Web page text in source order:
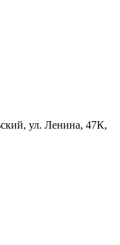
ул. Ленина, 47К,